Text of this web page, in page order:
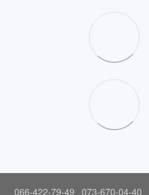
066-422-79-49 073-670-04-40